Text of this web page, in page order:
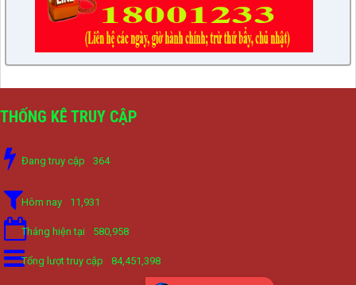
THỐNG KÊ TRUY CẬP
Đang truy cập 364
Hôm nay 11,931
Tháng hiện tại 580,958
Tổng lượt truy cập 84,451,398